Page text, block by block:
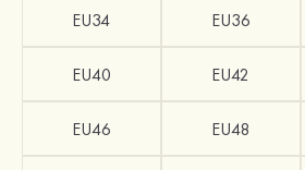
EU34 EU36
EU40 EU42
EU46 EU48